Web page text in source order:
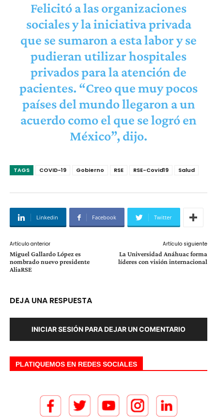
Felicitó a las organizaciones
sociales y la iniciativa privada
que se sumaron a esta labor y se
pudieran utilizar hospitales
privados para la atención de
pacientes. “Creo que muy pocos
países del mundo llegaron a un
acuerdo como el que se logró en
México”, dijo.
TAGS COVID-19 Gobierno RSE RSE-Covid19 Salud
Linkedin Facebook Twitter
Artículo anterior
Miguel Gallardo López es
nombrado nuevo presidente
AliaRSE
Artículo siguiente
La Universidad Anáhuac forma
líderes con visión internacional
DEJA UNA RESPUESTA
INICIAR SESIÓN PARA DEJAR UN COMENTARIO
PLATIQUEMOS EN REDES SOCIALES